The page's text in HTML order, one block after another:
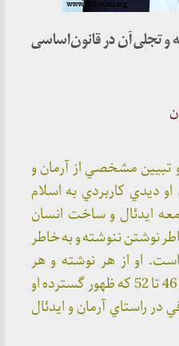
و تجلی آن در قانون‌اساسی
تبيين مشخصي از آرمان و
ديدي كاربردي به اسلام
ايدئال و ساخت انسان
نوشتن ننوشته و به خاطر
او از هر نوشته و هر
سخني، به‌خصوص در دوران 46 تا 52 كه ظهور گسترده او
راستاي آرمان و ايدئال